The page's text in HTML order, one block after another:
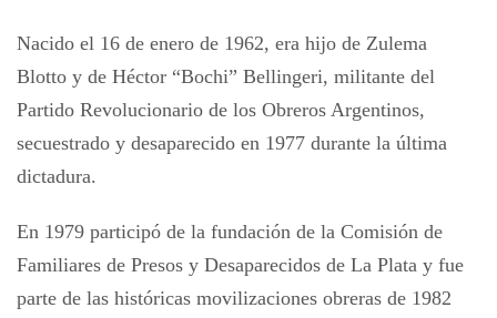
Nacido el 16 de enero de 1962, era hijo de Zulema
Blotto y de Héctor “Bochi” Bellingeri, militante del
Partido Revolucionario de los Obreros Argentinos,
secuestrado y desaparecido en 1977 durante la última
dictadura.
En 1979 participó de la fundación de la Comisión de
Familiares de Presos y Desaparecidos de La Plata y fue
parte de las históricas movilizaciones obreras de 1982